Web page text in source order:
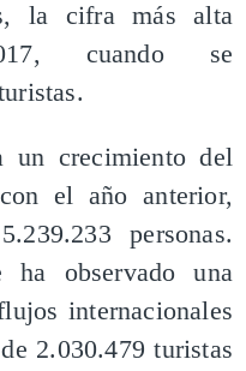
la cifra más alta
cuando se
un crecimiento del
el año anterior,
personas.
observado una
internacionales
2.030.479 turistas